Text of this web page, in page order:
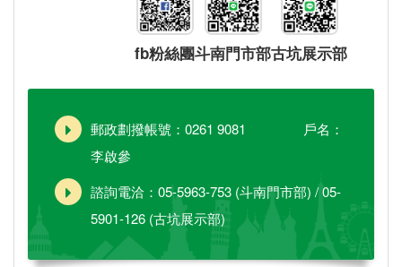
fb粉絲團斗南門市部古坑展示部
郵政劃撥帳號：0261 9081 戶名：
李啟參
諮詢電洽：05-5963-753 (斗南門市部) / 05-
5901-126 (古坑展示部)